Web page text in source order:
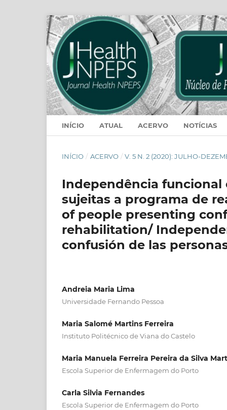
INÍCIO ATUAL ACERVO NOTÍCIAS
INÍCIO / ACERVO / V. 5 N. 2 (2020): JULHO-
Independência funcional
sujeitas a programa de
of people presenting
rehabilitation/
confusión de las
Andreia Maria Lima
Universidade Fernando Pessoa
Maria Salomé Martins Ferreira
Instituto Politécnico de Viana do Castelo
Maria Manuela Ferreira Pereira da Silva
Escola Superior de Enfermagem do Porto
Carla Silvia Fernandes
Escola Superior de Enfermagem do Porto